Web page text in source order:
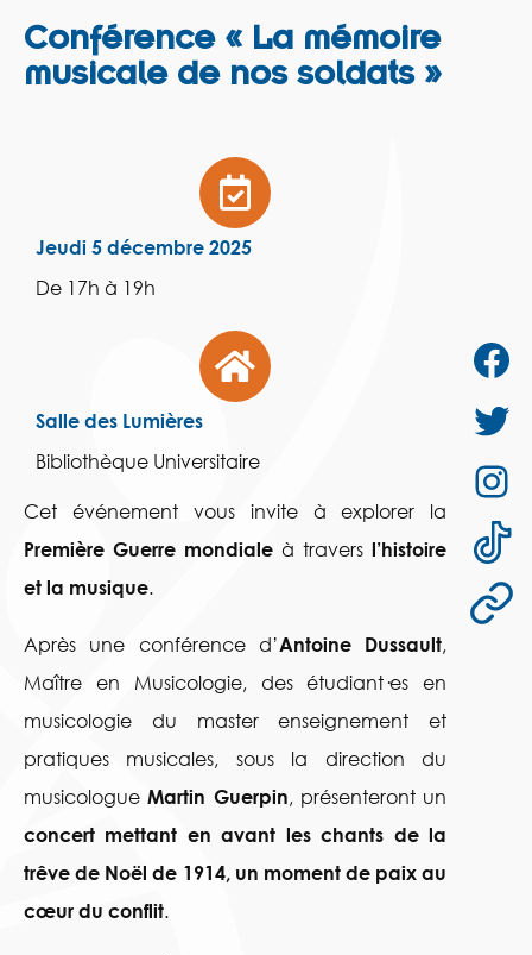
Conférence « La mémoire
musicale de nos soldats »
Jeudi 5 décembre 2025
De 17h à 19h
Salle des Lumières
Bibliothèque Universitaire
Cet événement vous invite à explorer la
Première Guerre mondiale à traversl’histoire
et la musique.
Après une conférence d’Antoine Dussault,
Maître en Musicologie, des étudiant·es en
musicologie du master enseignement et
pratiques musicales, sous la direction du
musicologue Martin Guerpin, présenteront un
concert mettant en avant les chants de la
trêve de Noël de 1914, un moment de paix au
cœur du conflit.